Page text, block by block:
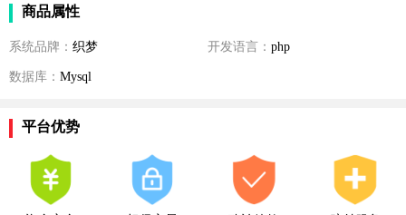
商品属性
系统品牌： 织梦 开发语言： php
数据库： Mysql
平台优势